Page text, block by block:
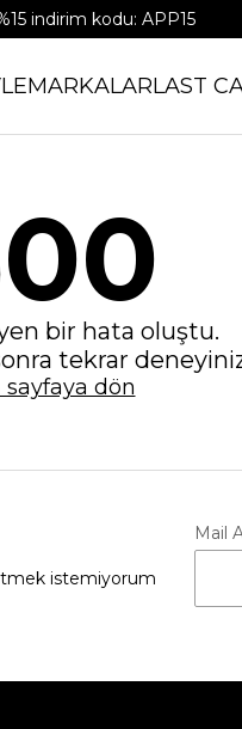
indirim kodu: APP15
MARKALARLAST
bir hata oluştu.
tekrar
sayfaya dön
istemiyorum
Mail